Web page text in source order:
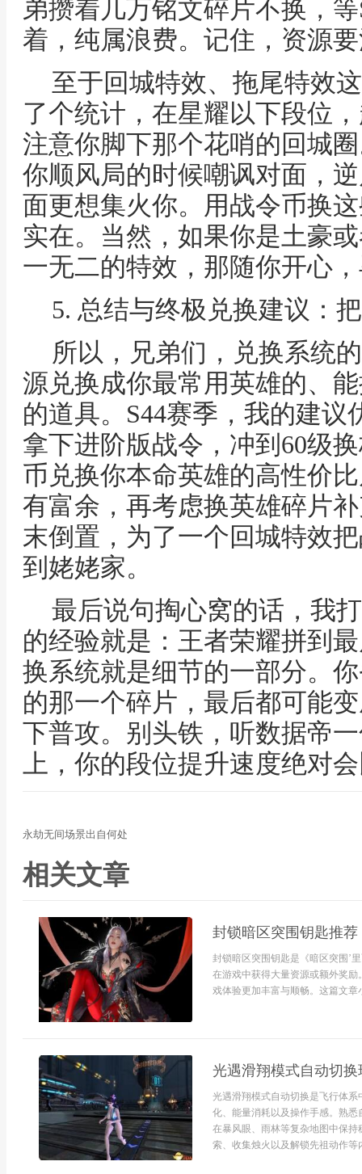
弟攒着几万铭文碎片不换，
着，纯属浪费。记住，资源
至于回城特效、拖尾特效
了个统计，在星耀以下段位
注意你脚下那个花哨的回城
你顺风局的时候嘲讽对面，
面更想集火你。用战令币换
实在。当然，如果你是土豪
一无二的特效，那随你开心
5. 总结与终极兑换建议：
所以，兄弟们，兑换系统
源兑换成你最常用英雄的、
的道具。S44赛季，我的建
拿下进阶版战令，冲到60级
币兑换你本命英雄的高性价
有富余，再考虑换英雄碎片
末倒置，为了一个回城特效
到姥姥家。
最后说句掏心窝的话，我
的经验就是：王者荣耀拼到
换系统就是细节的一部分。
的那一个碎片，最后都可能
下普攻。别头铁，听数据帝
上，你的段位提升速度绝对
永劫无间场景出自何处
相关文章
封锁暗区突围钥匙推荐
封锁暗区突围钥匙是《暗区突围’
在游戏中获得大量资源或额外奖
戏体验更加丰富与顺畅。这篇文章
光遇滑翔模式自动切
光遇滑翔模式自动切换是飞行体
化、能量消耗以及操作手感。熟
在暴风眼、雨林等复杂地图中保
索、收集烛火以及解锁先祖动作等